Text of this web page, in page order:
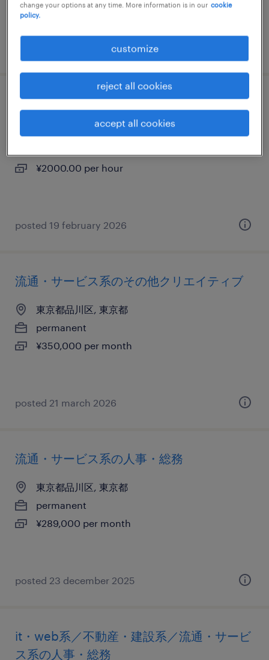
posted 1 october 2025
it・web系の翻訳・通訳
東京都品川区, 東京都
¥2000.00 per hour
posted 19 february 2026
流通・サービス系のその他クリエイティブ
東京都品川区, 東京都
permanent
¥350,000 per month
posted 21 march 2026
流通・サービス系の人事・総務
東京都品川区, 東京都
permanent
¥289,000 per month
posted 23 december 2025
it・web系／不動産・建設系／流通・サービ
ス系の人事・総務
change your options at any time. More information is in our cookie
policy.
customize
reject all cookies
accept all cookies